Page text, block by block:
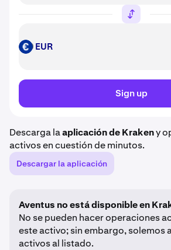
EUR EUR
Sign up
Descarga laaplicación de Krakeny
activos en cuestión de minutos.
Descargar la aplicación
Aventus no está disponible en
No se pueden hacer operaciones
este activo; sin embargo, solemos
activos al listado.